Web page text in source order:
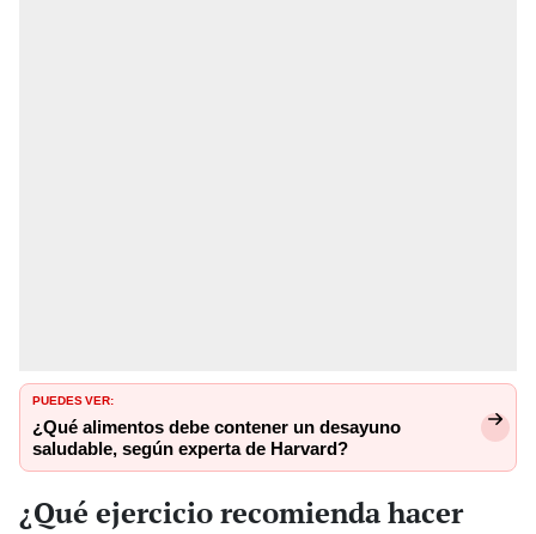
PUEDES VER:
¿Qué alimentos debe contener un desayuno
saludable, según experta de Harvard?
¿Qué ejercicio recomienda hacer